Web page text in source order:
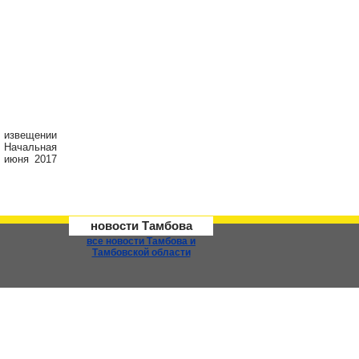
извещении
Начальная
июня 2017
новости Тамбова
все новости Тамбова и
Тамбовской области